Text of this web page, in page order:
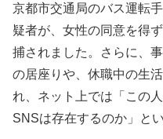
京都市交通局のバス運転
疑者が、女性の同意を得
捕されました。さらに、
の居座りや、休職中の生
れ、ネット上では「この
SNSは存在するのか」と